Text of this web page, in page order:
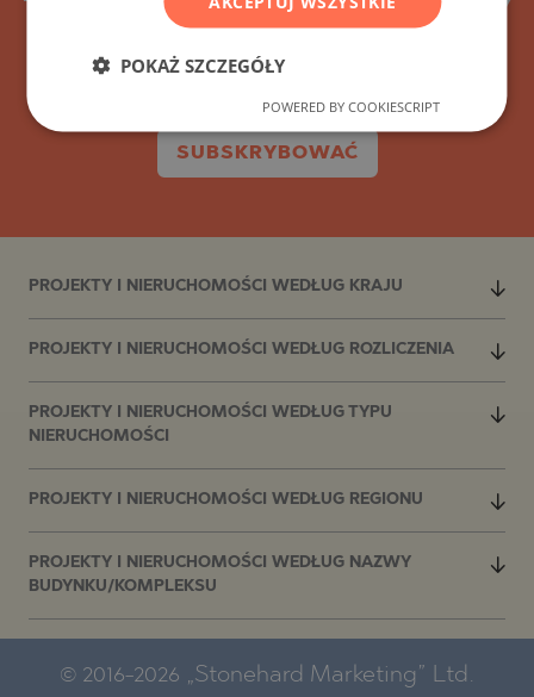
Bułgaria
SUBSKRYBOWAĆ
PROJEKTY I NIERUCHOMOŚCI WEDŁUG KRAJU
PROJEKTY I NIERUCHOMOŚCI WEDŁUG ROZLICZENIA
PROJEKTY I NIERUCHOMOŚCI WEDŁUG TYPU
NIERUCHOMOŚCI
PROJEKTY I NIERUCHOMOŚCI WEDŁUG REGIONU
PROJEKTY I NIERUCHOMOŚCI WEDŁUG NAZWY
BUDYNKU/KOMPLEKSU
© 2016-2026 „Stonehard Marketing” Ltd.
POKAŻ SZCZEGÓŁY
POWERED BY COOKIESCRIPT